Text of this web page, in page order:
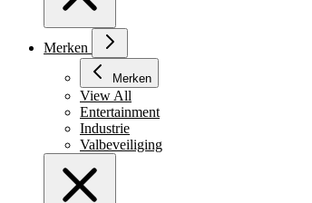
Merken
Merken
View All
Entertainment
Industrie
Valbeveiliging